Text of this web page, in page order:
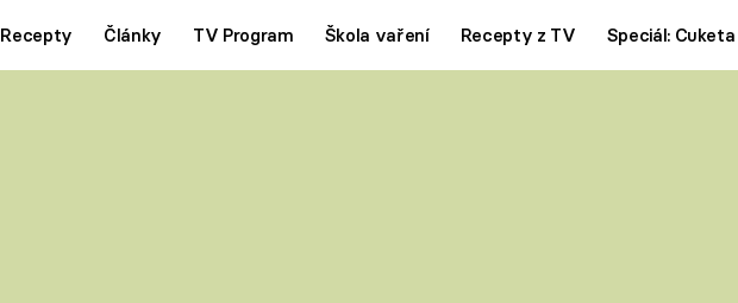
Recepty Články TV Program Škola vaření Recepty z TV Speciál: Cuketa